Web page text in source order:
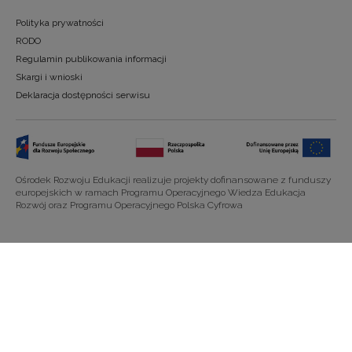
Polityka prywatności
RODO
Regulamin publikowania informacji
Skargi i wnioski
Deklaracja dostępności serwisu
Ośrodek Rozwoju Edukacji realizuje projekty dofinansowane z funduszy
europejskich w ramach Programu Operacyjnego Wiedza Edukacja
Rozwój oraz Programu Operacyjnego Polska Cyfrowa